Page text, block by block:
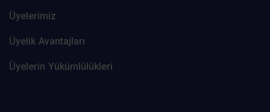
Üyelerimiz
Üyelik Avantajları
Üyelerin Yükümlülükleri